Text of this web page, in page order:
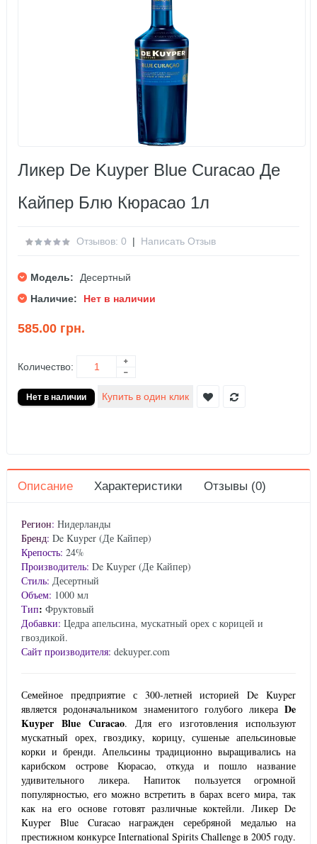
Ликер De Kuyper Blue Curacao Де
Кайпер Блю Кюрасао 1л
Отзывов: 0 | Написать Отзыв
Модель:
Десертный
Наличие:
Нет в наличии
585.00 грн.
Количество:
Описание Характеристики Отзывы (0)
Регион: Нидерланды
Бренд: De Kuyper (Де Кайпер)
Крепость: 24%
Производитель: De Kuyper (Де Кайпер)
Стиль: Десертный
Объем: 1000 мл
Тип: Фруктовый
Добавки: Цедра апельсина, мускатный орех с корицей и
гвоздикой.
Сайт производителя: dekuyper.com
Семейное предприятие с 300-летней историей De Kuyper
является родоначальником знаменитого голубого ликера De
Kuyper Blue Curacao. Для его изготовления используют
мускатный орех, гвоздику, корицу, сушеные апельсиновые
корки и бренди. Апельсины традиционно выращивались на
карибском острове Кюрасао, откуда и пошло название
удивительного ликера. Напиток пользуется огромной
популярностью, его можно встретить в барах всего мира, так
как на его основе готовят различные коктейли. Ликер De
Kuyper Blue Curacao награжден серебряной медалью на
престижном конкурсе International Spirits Challenge в 2005 году.